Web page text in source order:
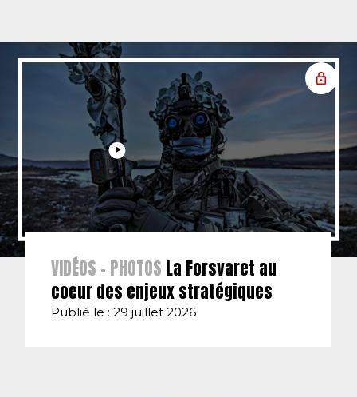
VIDÉOS - PHOTOS La Forsvaret au
coeur des enjeux stratégiques
Publié le : 29 juillet 2026